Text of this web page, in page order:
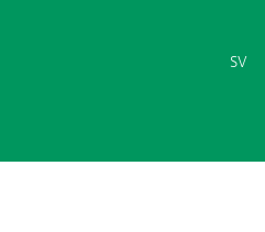
SV